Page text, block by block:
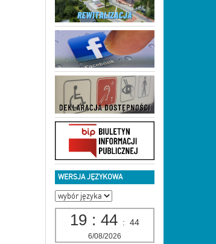
WERSJA JĘZYKOWA
19 : 44 : 45
6/08/2026